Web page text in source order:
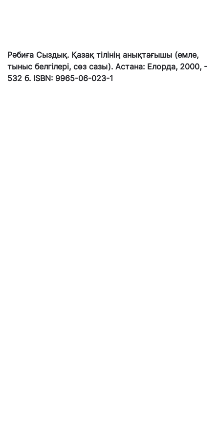
Рәбиға Сыздық. Қазақ тілінің анықтағышы (емле,
тыныс белгілері, сөз сазы). Астана: Елорда, 2000, -
532 б. ISBN: 9965-06-023-1